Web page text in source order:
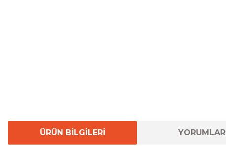
ÜRÜN BİLGİLERİ YORUMLAR